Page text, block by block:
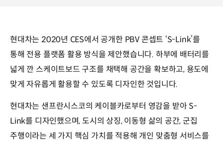
현대차는 2020년 CES에서 공개한 PBV 콘셉트 ‘S-Link’를
통해 전용 플랫폼 활용 방식을 제안했습니다. 하부에 배터리를
넓게 깐 스케이트보드 구조를 채택해 공간을 확보하고, 용도에
맞게 자유롭게 활용할 수 있도록 디자인한 것입니다.
현대차는 샌프란시스코의 케이블카로부터 영감을 받아 S-
Link를 디자인했으며, 도시의 상징, 이동형 삶의 공간, 군집
주행이라는 세 가지 핵심 가치를 적용해 개인 맞춤형 서비스를